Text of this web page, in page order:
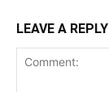
LEAVE A REPLY